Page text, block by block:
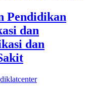
Pendidikan
dan
dan
diklatcenter